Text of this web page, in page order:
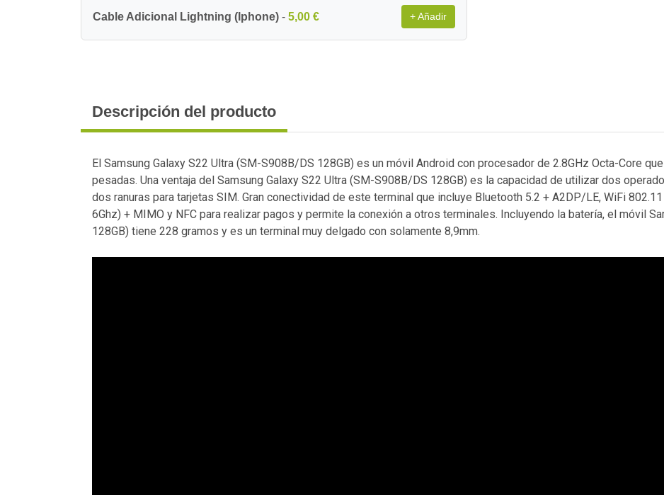
Cable Adicional Lightning (Iphone) - 5,00 € + Añadir
Descripción del producto
El Samsung Galaxy S22 Ultra (SM-S908B/DS 128GB) es un móvil Android con procesador de 2.8GHz Octa-Core
pesadas. Una ventaja del Samsung Galaxy S22 Ultra (SM-S908B/DS 128GB) es la capacidad de utilizar dos
dos ranuras para tarjetas SIM. Gran conectividad de este terminal que incluye Bluetooth 5.2 + A2DP/LE, WiFi
6Ghz) + MIMO y NFC para realizar pagos y permite la conexión a otros terminales. Incluyendo la batería, el móvil
128GB) tiene 228 gramos y es un terminal muy delgado con solamente 8,9mm.